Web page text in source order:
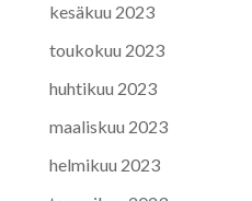
kesäkuu 2023
toukokuu 2023
huhtikuu 2023
maaliskuu 2023
helmikuu 2023